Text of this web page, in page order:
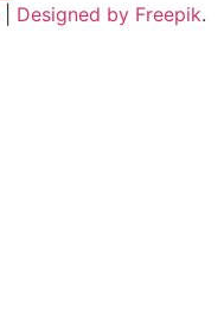
Designed by Freepik.